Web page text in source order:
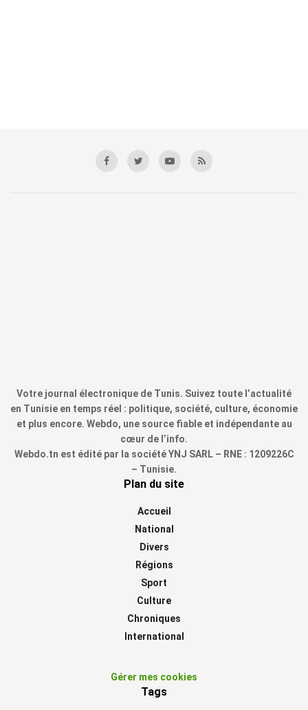
Votre journal électronique de Tunis. Suivez toute l’actualité
en Tunisie en temps réel : politique, société, culture, économie
et plus encore. Webdo, une source fiable et indépendante au
cœur de l’info.
Webdo.tn est édité par la société YNJ SARL – RNE : 1209226C
– Tunisie.
Plan du site
Accueil
National
Divers
Régions
Sport
Culture
Chroniques
International
Gérer mes cookies
Tags